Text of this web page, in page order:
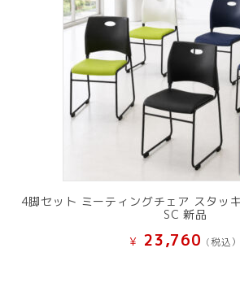
4脚セット ミーティングチェア スタッ
SC 新品
¥ 23,760 (税込）